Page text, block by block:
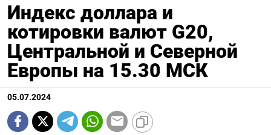
Индекс доллара и
котировки валют G20,
Центральной и Северной
Европы на 15.30 МСК
05.07.2024